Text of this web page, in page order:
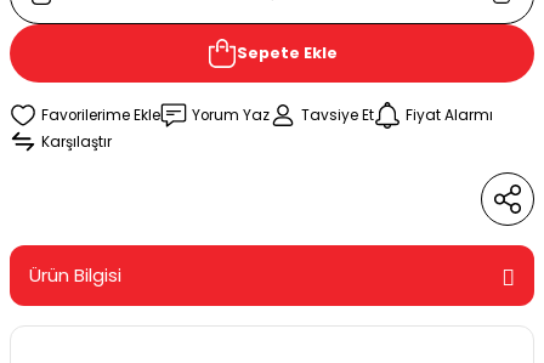
Sepete Ekle
Yorum Yaz Tavsiye Et
Fiyat Alarmı
Karşılaştır
Ürün Bilgisi